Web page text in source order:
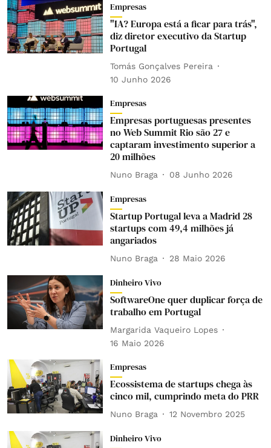
Empresas
"IA? Europa está a ficar para trás",
diz diretor executivo da Startup
Portugal
Tomás Gonçalves Pereira
10 Junho 2026
Empresas
Empresas portuguesas presentes
no Web Summit Rio são 27 e
captaram investimento superior a
20 milhões
Nuno Braga 08 Junho 2026
Empresas
Startup Portugal leva a Madrid 28
startups com 49,4 milhões já
angariados
Nuno Braga 28 Maio 2026
Dinheiro Vivo
SoftwareOne quer duplicar força de
trabalho em Portugal
Margarida Vaqueiro Lopes
16 Maio 2026
Empresas
Ecossistema de startups chega às
cinco mil, cumprindo meta do PRR
Nuno Braga 12 Novembro 2025
Dinheiro Vivo